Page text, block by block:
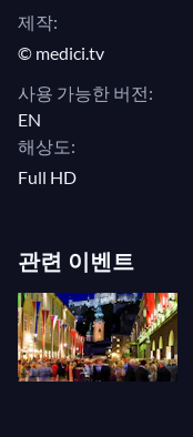
제작:
© medici.tv
사용 가능한 버전:
EN
해상도:
Full HD
관련 이벤트